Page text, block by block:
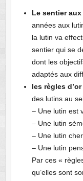
Le sentier
années aux
la lutin va
sentier qui se
dont les
adaptés aux
les règles d’or
des lutins au
– Une lutin est
– Une lutin
– Une lutin
– Une lutin
Par ces «
qu’elles sont